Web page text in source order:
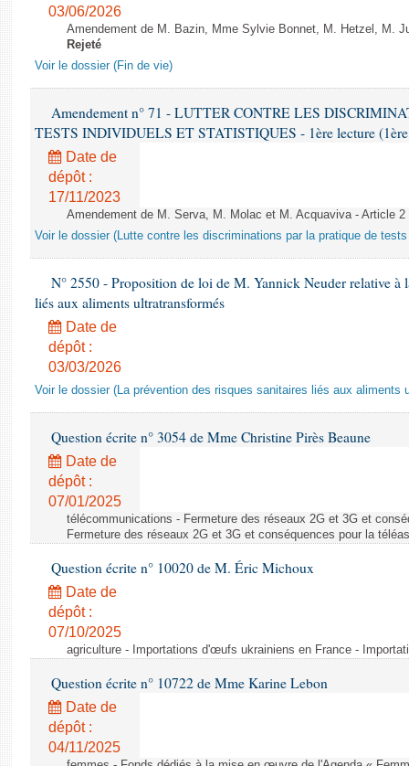
03/06/2026
Amendement de M. Bazin, Mme Sylvie Bonnet, M. Hetzel, M.
Rejeté
Voir le dossier (Fin de vie)
Amendement n° 71 - LUTTER CONTRE LES
TESTS INDIVIDUELS ET STATISTIQUES - 1ère lecture (1ère
Date de
dépôt :
17/11/2023
Amendement de M. Serva, M. Molac et M. Acquaviva - Article
Voir le dossier (Lutte contre les discriminations par la pratique de
N° 2550 - Proposition de loi de M. Yannick Neuder relative à
liés aux aliments ultratransformés
Date de
dépôt :
03/03/2026
Voir le dossier (La prévention des risques sanitaires liés aux aliments
Question écrite n° 3054 de Mme Christine Pirès Beaune
Date de
dépôt :
07/01/2025
télécommunications - Fermeture des réseaux 2G et 3G et
Fermeture des réseaux 2G et 3G et conséquences pour la
Question écrite n° 10020 de M. Éric Michoux
Date de
dépôt :
07/10/2025
agriculture - Importations d'œufs ukrainiens en France -
Question écrite n° 10722 de Mme Karine Lebon
Date de
dépôt :
04/11/2025